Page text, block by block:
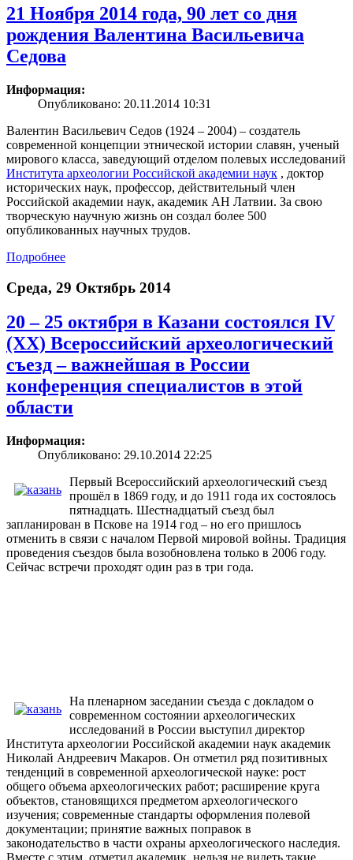
21 Ноября 2014 года, 90 лет со дня
рождения Валентина Васильевича
Седова
Информация:
Опубликовано: 20.11.2014 10:31
Валентин Васильевич Седов (1924 – 2004) – создатель
современной концепции этнической истории славян, ученый
мирового класса, заведующий отделом полевых исследований
Института археологии Российской академии наук , доктор
исторических наук, профессор, действительный член
Российской академии наук, академик АН Латвии. За свою
творческую научную жизнь он создал более 500
опубликованных научных трудов.
Подробнее
Среда, 29 Октябрь 2014
20 – 25 октября в Казани состоялся IV
(XX) Всероссийский археологический
съезд – важнейшая в России
конференция специалистов в этой
области
Информация:
Опубликовано: 29.10.2014 22:25
Первый Всероссийский археологический съезд
прошёл в 1869 году, и до 1911 года их состоялось
пятнадцать. Шестнадцатый съезд был
запланирован в Пскове на 1914 год – но его пришлось
отменить в связи с началом Первой мировой войны. Традиция
проведения съездов была возобновлена только в 2006 году.
Сейчас встречи проходят один раз в три года.
На пленарном заседании съезда с докладом о
современном состоянии археологических
исследований в России выступил директор
Института археологии Российской академии наук академик
Николай Андреевич Макаров. Он отметил ряд позитивных
тенденций в современной археологической науке: рост
общего объема археологических работ; расширение круга
объектов, становящихся предметом археологического
изучения; современные стандарты оформления полевой
документации; принятие важных поправок в
законодательство в части охраны археологического наследия.